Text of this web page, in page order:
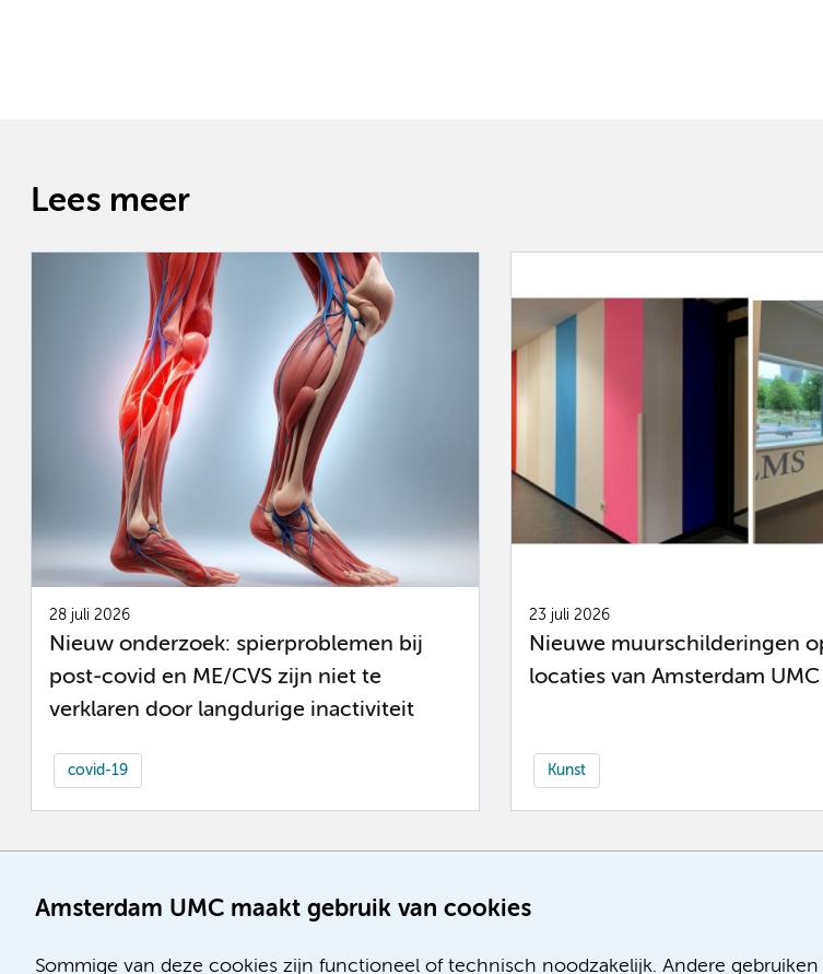
Amsterdam UMC maakt gebruik van cookies
Sommige van deze cookies zijn functioneel of technisch noodzakelijk. Andere
Lees meer
28 juli 2026
Nieuw onderzoek: spierproblemen bij
post-covid en ME/CVS zijn niet te
verklaren door langdurige inactiviteit
covid-19
23 juli 2026
Nieuwe muurschilderingen
locaties van Amsterdam UMC
Kunst